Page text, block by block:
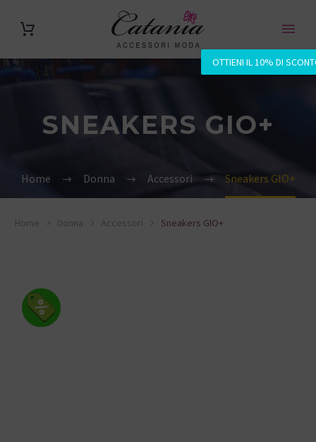
OTTIENI IL 10% DI
SNEAKERS GIO+
Home Donna Accessori Sneakers GIO+
Home Donna Accessori Sneakers GIO+